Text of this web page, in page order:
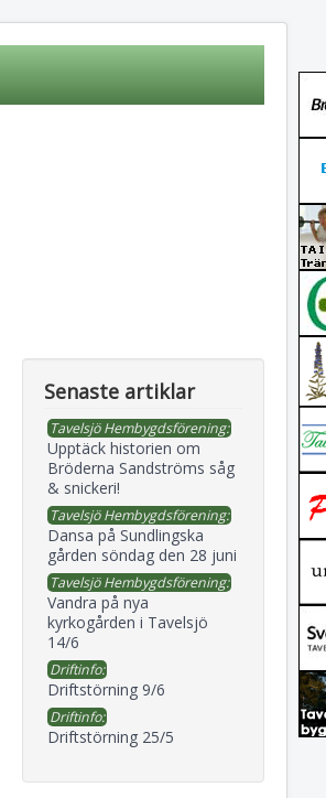
Senaste artiklar
Tavelsjö Hembygdsförening:
Upptäck historien om
Bröderna Sandströms såg
& snickeri!
Tavelsjö Hembygdsförening:
Dansa på Sundlingska
gården söndag den 28 juni
Tavelsjö Hembygdsförening:
Vandra på nya
kyrkogården i Tavelsjö
14/6
Driftinfo:
Driftstörning 9/6
Driftinfo:
Driftstörning 25/5